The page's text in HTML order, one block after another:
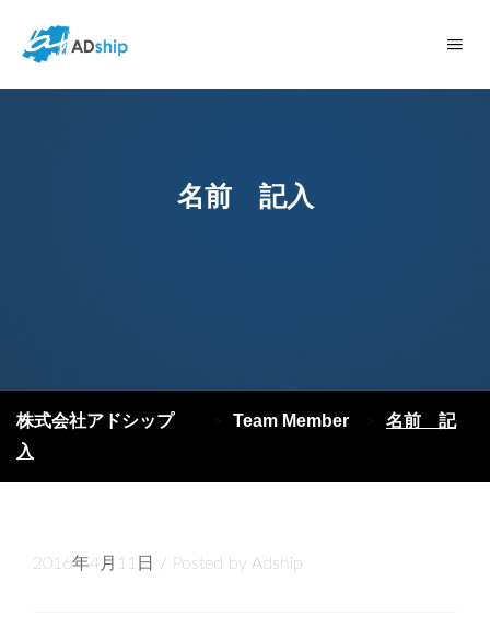
名前 記入
株式会社アドシップ Team Member
名前 記
入
2016年4月11日 / Posted by Adship